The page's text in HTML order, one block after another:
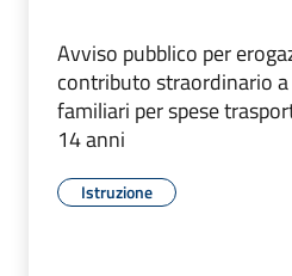
Avviso pubblico per
contributo straordinario
familiari per spese
14 anni
Istruzione